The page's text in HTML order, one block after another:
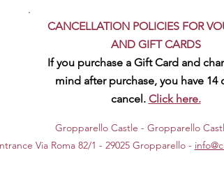
CANCELLATION POLICIES FOR
AND GIFT CARDS
If you purchase a Gift Card and
mind after purchase, you have 14
cancel. Click here.
Gropparello Castle - Gropparello
Via Roma 82/1 - 29025 Gropparello -